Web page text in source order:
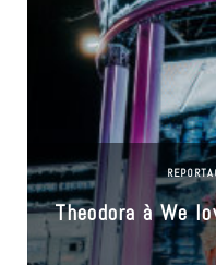
Theodora à We